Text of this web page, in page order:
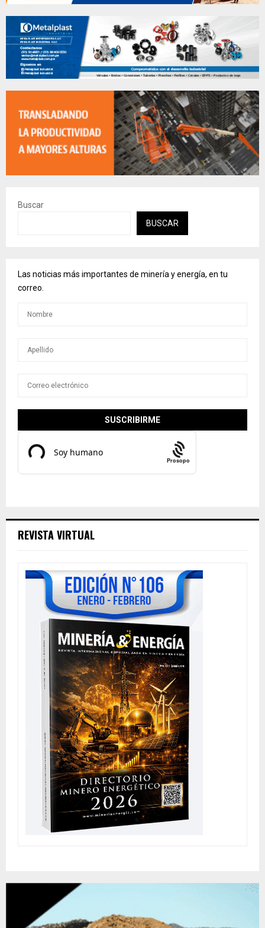
Buscar
BUSCAR
Las noticias más importantes de minería y energía, en tu
correo.
Prosopo
REVISTA VIRTUAL